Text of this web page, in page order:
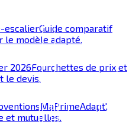
escalierGuide comparatif
modèle adapté.
2026Fourchettes de prix et
le devis.
MaPrimeAdapt',
et mutuelles.